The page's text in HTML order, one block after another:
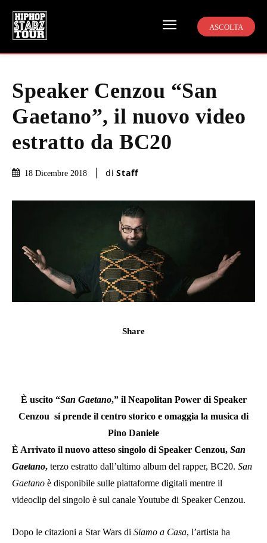
ASCOLTA
Speaker Cenzou “San
Gaetano”, il nuovo video
estratto da BC20
18 Dicembre 2018 di Staff
Share
È uscito “San Gaetano,” il Neapolitan Power di Speaker
Cenzou si prende il centro storico e omaggia la musica di
Pino Daniele
È Arrivato il nuovo atteso singolo di Speaker Cenzou, San
Gaetano, terzo estratto dall’ultimo album del rapper, BC20. San
Gaetano è disponibile sulle piattaforme digitali mentre il
videoclip del singolo è sul canale Youtube di Speaker Cenzou.
Dopo le citazioni a Star Wars di Siamo a Casa, l’artista ha